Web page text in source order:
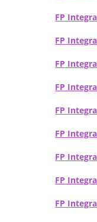
FP
FP
FP
FP
FP
FP
FP
FP
FP